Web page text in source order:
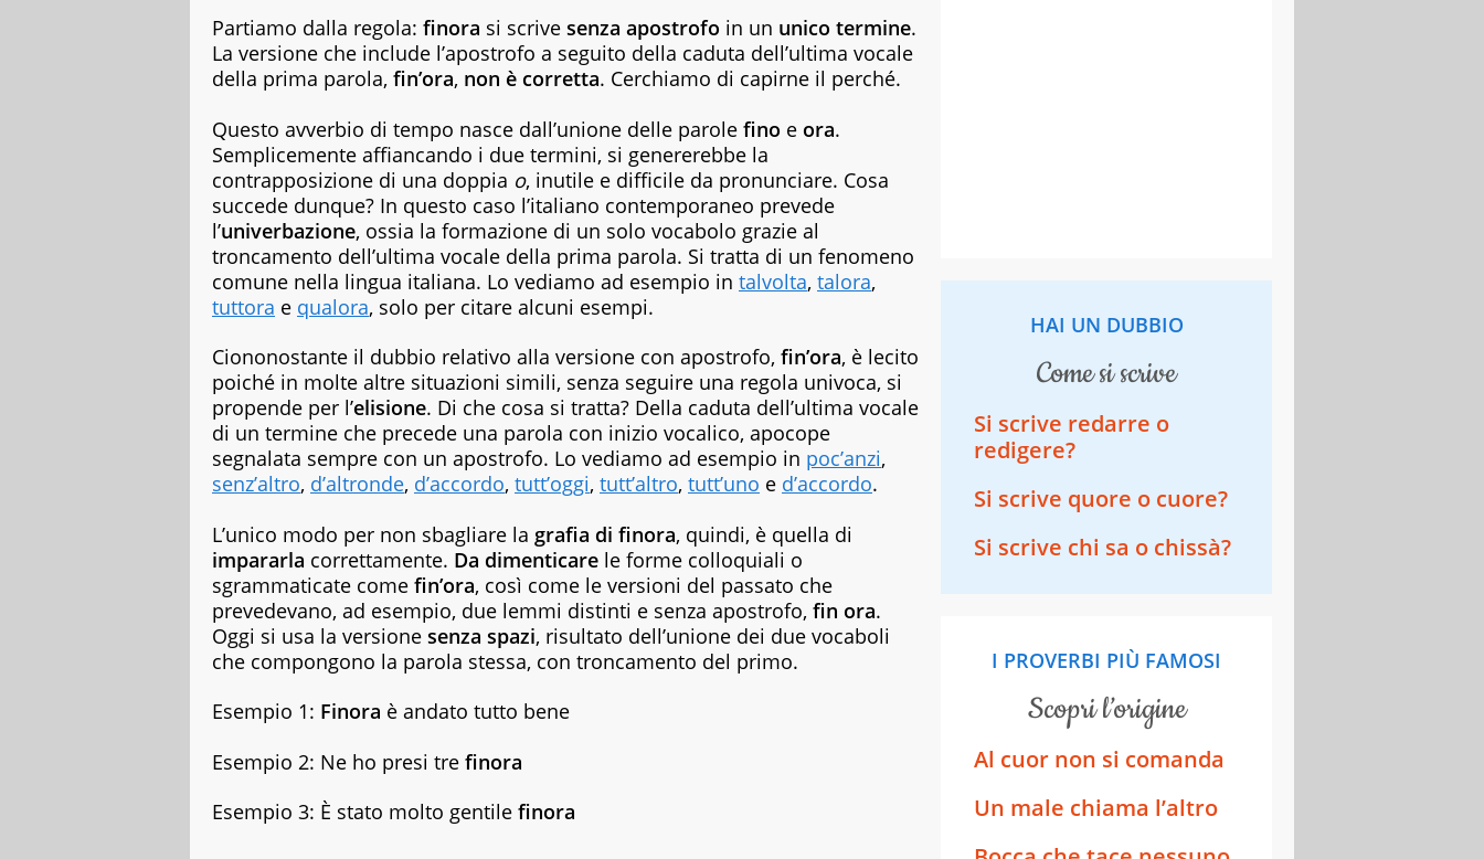
copywriter
per
case
editrici,
e
siti
web,
specializzata
in
viaggi
e
Da
sempre
di
libri
vario
genere,
dai
romanzi
letteratura
classica
ai
best
seller,
dagli
albi
illustrati
bambini
graphic
novel,
ai
Partiamo dalla regola: finora si scrive senza apostrofo in un unico termine.
La versione che include l’apostrofo a seguito della caduta dell’ultima vocale
della prima parola, fin’ora, non è corretta. Cerchiamo di capirne il perché.
Questo avverbio di tempo nasce dall’unione delle parole fino e ora.
Semplicemente affiancando i due termini, si genererebbe la
contrapposizione di una doppia o, inutile e difficile da pronunciare. Cosa
succede dunque? In questo caso l’italiano contemporaneo prevede
l’univerbazione, ossia la formazione di un solo vocabolo grazie al
troncamento dell’ultima vocale della prima parola. Si tratta di un fenomeno
comune nella lingua italiana. Lo vediamo ad esempio in talvolta, talora,
tuttora e qualora, solo per citare alcuni esempi.
Ciononostante il dubbio relativo alla versione con apostrofo, fin’ora, è lecito
poiché in molte altre situazioni simili, senza seguire una regola univoca, si
propende per l’elisione. Di che cosa si tratta? Della caduta dell’ultima vocale
di un termine che precede una parola con inizio vocalico, apocope
segnalata sempre con un apostrofo. Lo vediamo ad esempio in poc’anzi,
senz’altro, d’altronde, d’accordo, tutt’oggi, tutt’altro, tutt’uno e d’accordo.
L’unico modo per non sbagliare la grafia di finora, quindi, è quella di
impararla correttamente. Da dimenticare le forme colloquiali o
sgrammaticate come fin’ora, così come le versioni del passato che
prevedevano, ad esempio, due lemmi distinti e senza apostrofo, fin ora.
Oggi si usa la versione senza spazi, risultato dell’unione dei due vocaboli
che compongono la parola stessa, con troncamento del primo.
Esempio 1: Finora è andato tutto bene
Esempio 2: Ne ho presi tre finora
Esempio 3: È stato molto gentile finora
HAI UN DUBBIO
come si scrive
Si scrive redarre o
redigere?
Si scrive quore o cuore?
Si scrive chi sa o chissà?
I PROVERBI PIÙ FAMOSI
scopri l’origine
Al cuor non si comanda
Un male chiama l’altro